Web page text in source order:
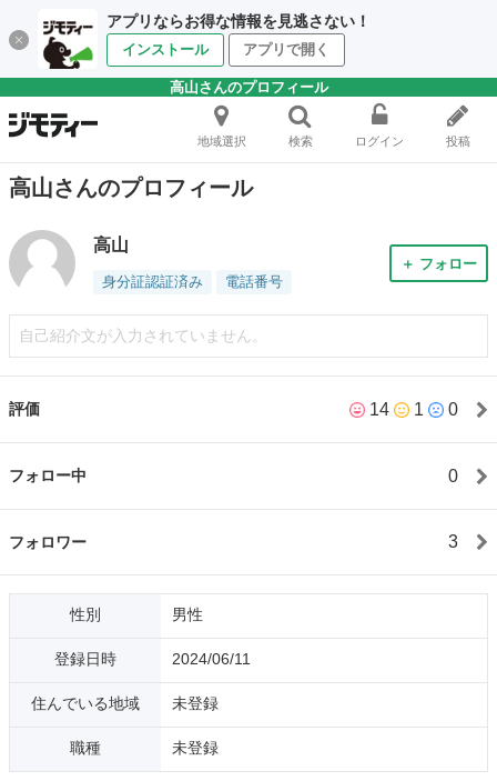
アプリならお得な情報を見逃さない！
インストール アプリで開く
高山さんのプロフィール
地域選択 検索 ログイン 投稿
高山さんのプロフィール
高山
身分証認証済み 電話番号
＋ フォロー
自己紹介文が入力されていません。
評価 14 1 0
フォロー中 0
フォロワー 3
性別 男性
登録日時 2024/06/11
住んでいる地域 未登録
職種 未登録